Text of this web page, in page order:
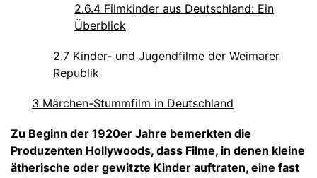
2.6.4 Filmkinder aus Deutschland: Ein
Überblick
2.7 Kinder- und Jugendfilme der Weimarer
Republik
3 Märchen-Stummfilm in Deutschland
Zu Beginn der 1920er Jahre bemerkten die
Produzenten Hollywoods, dass Filme, in denen kleine
ätherische oder gewitzte Kinder auftraten, eine fast